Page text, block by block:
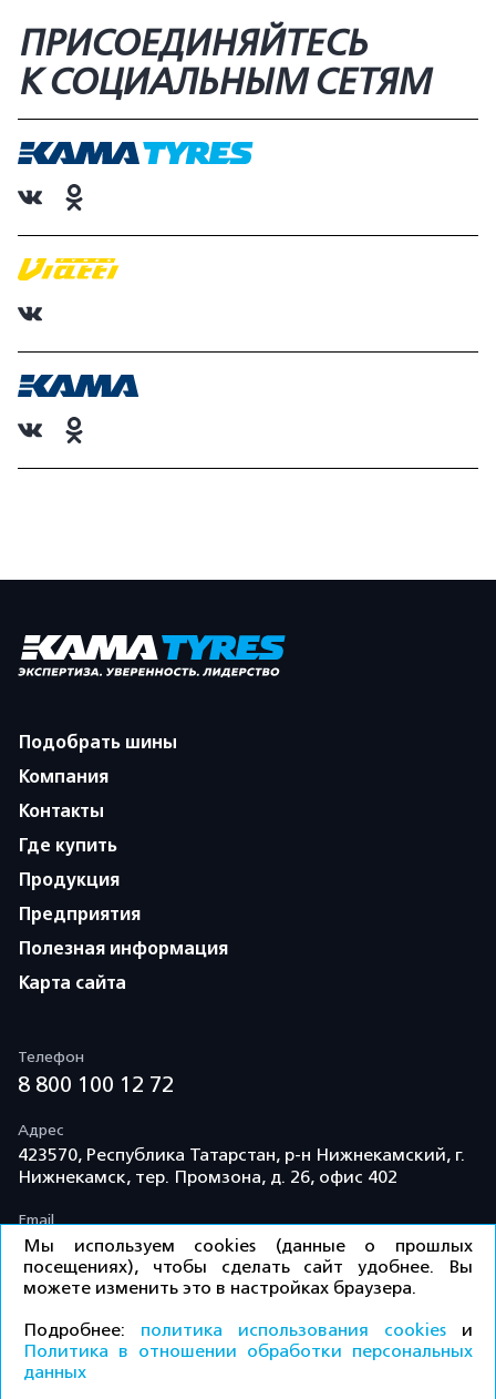
ПРИСОЕДИНЯЙТЕСЬ
К СОЦИАЛЬНЫМ СЕТЯМ
Подобрать шины
Компания
Контакты
Где купить
Продукция
Предприятия
Полезная информация
Карта сайта
Телефон
8 800 100 12 72
Адрес
423570, Республика Татарстан, р-н Нижнекамский, г.
Нижнекамск, тер. Промзона, д. 26, офис 402
Email
info@td-kama.com
©ООО «Торговый дом «Кама» 2026 / Все права
защищены.
Политика конфиденциальности
Мы используем cookies (данные о прошлых
посещениях), чтобы сделать сайт удобнее. Вы
можете изменить это в настройках браузера.
Подробнее: политика использования cookies и
Политика в отношении обработки персональных
данных